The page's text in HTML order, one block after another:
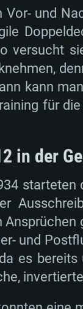
10
2.2 GHz
Big
i5, 2.2
nicht
64bit
2.4 GHz
Vor- und
versucht
kann
für
in der
starteten
Ansprüchen
und
es bereits